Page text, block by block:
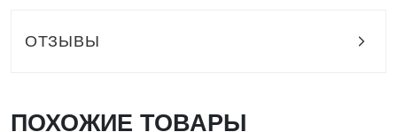
ОТЗЫВЫ
ПОХОЖИЕ ТОВАРЫ